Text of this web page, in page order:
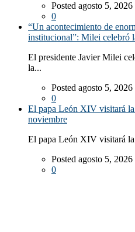
Posted agosto 5, 2026
0
“Un acontecimiento de
institucional”: Milei celebró
El presidente Javier Milei
la...
Posted agosto 5, 2026
0
El papa León XIV visitará
noviembre
El papa León XIV visitará
Posted agosto 5, 2026
0